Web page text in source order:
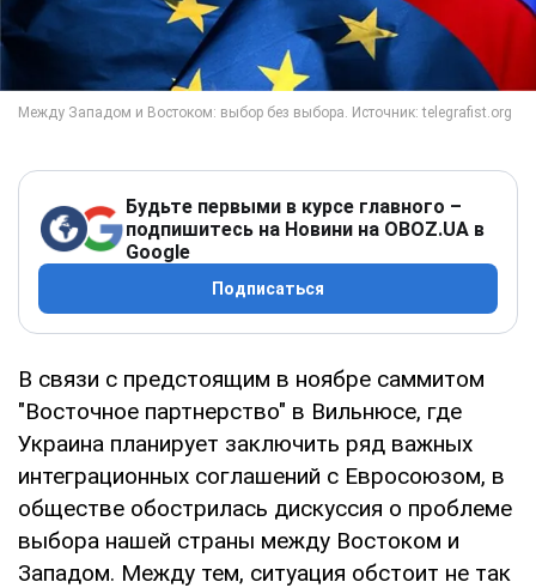
Будьте первыми в курсе главного –
подпишитесь на Новини на OBOZ.UA в
Google
Подписаться
В связи с предстоящим в ноябре саммитом
"Восточное партнерство" в Вильнюсе, где
Украина планирует заключить ряд важных
интеграционных соглашений с Евросоюзом, в
обществе обострилась дискуссия о проблеме
выбора нашей страны между Востоком и
Западом. Между тем, ситуация обстоит не так